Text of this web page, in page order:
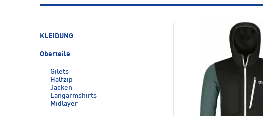
KLEIDUNG
Oberteile
Gilets
Halfzip
Jacken
Langarmshirts
Midlayer